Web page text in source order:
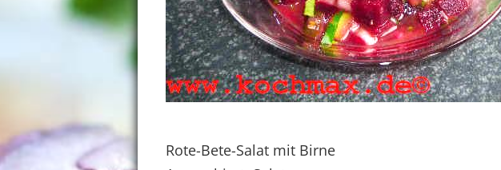
Rote-Bete-Salat mit Birne